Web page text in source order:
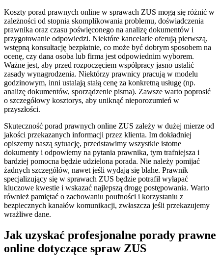
Koszty porad prawnych online w sprawach ZUS mogą się różnić w
zależności od stopnia skomplikowania problemu, doświadczenia
prawnika oraz czasu poświęconego na analizę dokumentów i
przygotowanie odpowiedzi. Niektóre kancelarie oferują pierwszą,
wstępną konsultację bezpłatnie, co może być dobrym sposobem na
ocenę, czy dana osoba lub firma jest odpowiednim wyborem.
Ważne jest, aby przed rozpoczęciem współpracy jasno ustalić
zasady wynagrodzenia. Niektórzy prawnicy pracują w modelu
godzinowym, inni ustalają stałą cenę za konkretną usługę (np.
analizę dokumentów, sporządzenie pisma). Zawsze warto poprosić
o szczegółowy kosztorys, aby uniknąć nieporozumień w
przyszłości.
Skuteczność porad prawnych online ZUS zależy w dużej mierze od
jakości przekazanych informacji przez klienta. Im dokładniej
opiszemy naszą sytuację, przedstawimy wszystkie istotne
dokumenty i odpowiemy na pytania prawnika, tym trafniejsza i
bardziej pomocna będzie udzielona porada. Nie należy pomijać
żadnych szczegółów, nawet jeśli wydają się błahe. Prawnik
specjalizujący się w sprawach ZUS będzie potrafił wyłapać
kluczowe kwestie i wskazać najlepszą drogę postępowania. Warto
również pamiętać o zachowaniu poufności i korzystaniu z
bezpiecznych kanałów komunikacji, zwłaszcza jeśli przekazujemy
wrażliwe dane.
Jak uzyskać profesjonalne porady prawne
online dotyczące spraw ZUS